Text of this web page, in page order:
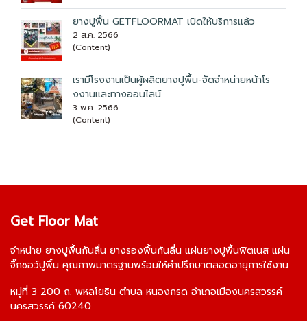
ยางปูพื้น GETFLOORMAT เปิดให้บริการเเล้ว
2 ส.ค. 2566
(Content)
เรามีโรงงานเป็นผู้ผลิตยางปูพื้น-จัดจำหน่ายหน้าโร
งงานเเละทางออนไลน์
3 พ.ค. 2566
(Content)
Get Floor Mat
จำหน่าย ยางปูพื้นกันลื่น ยางรองพื้นกันลื่น แผ่นยางปูพื้นฟิตเนส แผ่น
จิ๊กซอว์ปูพื้น คุณภาพมาตรฐานพร้อมให้คำปรึกษาตลอดอายุการใช้งาน
หมู่ที่ 3 200 ถ. พหลโยธิน ตำบล หนองกรด อำเภอเมืองนครสวรรค์
นครสวรรค์ 60240